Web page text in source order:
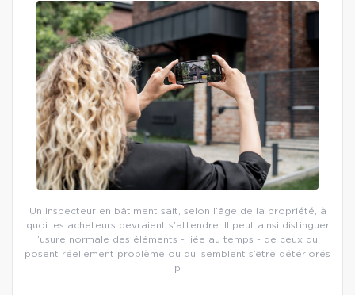
Un inspecteur en bâtiment sait, selon l’âge de la propriété, à
quoi les acheteurs devraient s’attendre. Il peut ainsi distinguer
l’usure normale des éléments - liée au temps - de ceux qui
posent réellement problème ou qui semblent s’être détériorés
p